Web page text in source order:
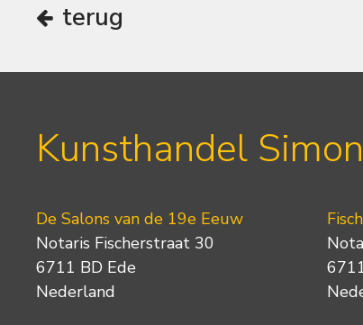
terug
Kunsthandel
De Salons van de 19e Eeuw
Notaris Fischerstraat 30
6711 BD Ede
Nederland